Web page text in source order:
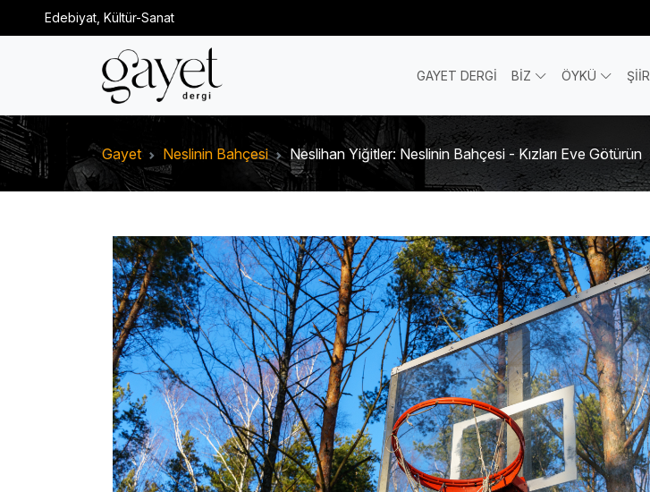
Edebiyat, Kültür-Sanat
GAYET DERGİ BİZ ÖYKÜ ŞİİR
Gayet Neslinin Bahçesi Neslihan Yiğitler: Neslinin Bahçesi - Kızları Eve Götürün